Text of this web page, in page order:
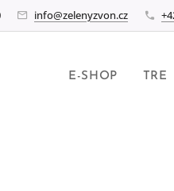
info@zelenyzvon.cz
E-SHOP TRE